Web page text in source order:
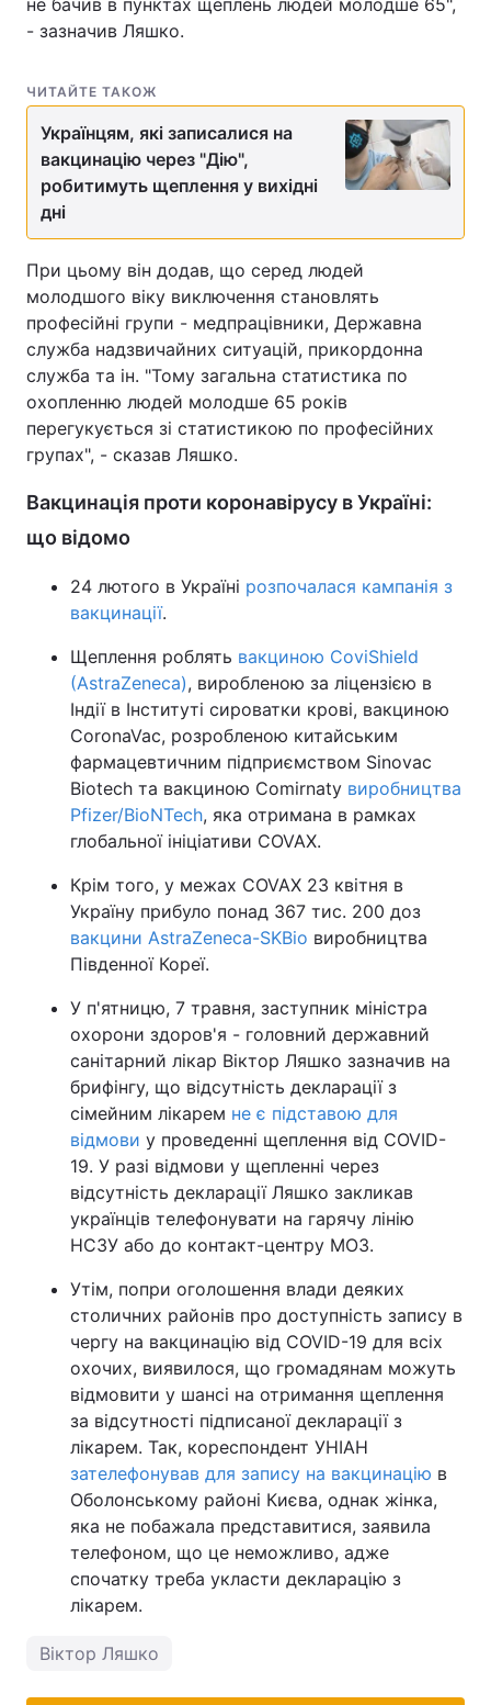
не бачив в пунктах щеплень людей молодше 65",
- зазначив Ляшко.
ЧИТАЙТЕ ТАКОЖ
Українцям, які записалися на
вакцинацію через "Дію",
робитимуть щеплення у вихідні
дні
При цьому він додав, що серед людей
молодшого віку виключення становлять
професійні групи - медпрацівники, Державна
служба надзвичайних ситуацій, прикордонна
служба та ін. "Тому загальна статистика по
охопленню людей молодше 65 років
перегукується зі статистикою по професійних
групах", - сказав Ляшко.
Вакцинація проти коронавірусу в Україні:
що відомо
24 лютого в Україні розпочалася кампанія з
вакцинації.
Щеплення роблять вакциною CoviShield
(AstraZeneca), виробленою за ліцензією в
Індії в Інституті сироватки крові, вакциною
CoronaVac, розробленою китайським
фармацевтичним підприємством Sinovac
Biotech та вакциною Comirnaty виробництва
Pfizer/BioNTech, яка отримана в рамках
глобальної ініціативи COVAX.
Крім того, у межах COVAX 23 квітня в
Україну прибуло понад 367 тис. 200 доз
вакцини AstraZeneca-SKBio виробництва
Південної Кореї.
У п'ятницю, 7 травня, заступник міністра
охорони здоров'я - головний державний
санітарний лікар Віктор Ляшко зазначив на
брифінгу, що відсутність декларації з
сімейним лікарем не є підставою для
відмови у проведенні щеплення від COVID-
19. У разі відмови у щепленні через
відсутність декларації Ляшко закликав
українців телефонувати на гарячу лінію
НСЗУ або до контакт-центру МОЗ.
Утім, попри оголошення влади деяких
столичних районів про доступність запису в
чергу на вакцинацію від COVID-19 для всіх
охочих, виявилося, що громадянам можуть
відмовити у шансі на отримання щеплення
за відсутності підписаної декларації з
лікарем. Так, кореспондент УНІАН
зателефонував для запису на вакцинацію в
Оболонському районі Києва, однак жінка,
яка не побажала представитися, заявила
телефоном, що це неможливо, адже
спочатку треба укласти декларацію з
лікарем.
Віктор Ляшко